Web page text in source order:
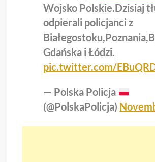
Wojsko Polskie.Dzisiaj
odpierali policjanci z
Gdańska i Łódzi.
pic.twitter.com/
— Polska Policja
(@PolskaPolicja)